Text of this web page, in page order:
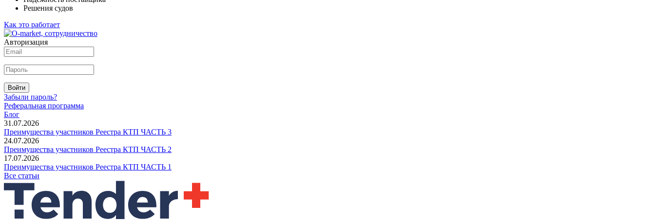
Решения судов
Как это работает
Авторизация
Войти
Забыли пароль?
Реферальная программа
Блог
31.07.2026
Преимущества участников Реестра КТП ЧАСТЬ 3
24.07.2026
Преимущества участников Реестра КТП ЧАСТЬ 2
17.07.2026
Преимущества участников Реестра КТП ЧАСТЬ 1
Все статьи